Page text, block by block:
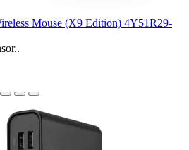
Mouse (X9 Edition) 4Y51R29-